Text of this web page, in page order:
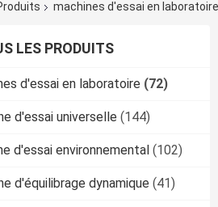
machines d'essai en laboratoire
LES PRODUITS
d'essai en laboratoire (72)
d'essai universelle (144)
d'essai environnemental (102)
d'équilibrage dynamique (41)